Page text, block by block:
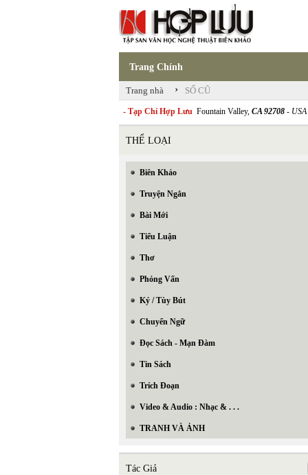
Trang Chính
Trang nhà › SỐ CŨ
- Tạp Chí Hợp Lưu Fountain Valley, CA 92708 - USA
THỂ LOẠI
Biên Khảo
Truyện Ngắn
Bài Mới
Tiểu Luận
Thơ
Phỏng Vấn
Ký / Tùy Bút
Chuyển Ngữ
Đọc Sách - Mạn Đàm
Tin Sách
Trích Đoạn
Video & Audio : Nhạc & . . .
TRANH VÀ ẢNH
Tác Giả